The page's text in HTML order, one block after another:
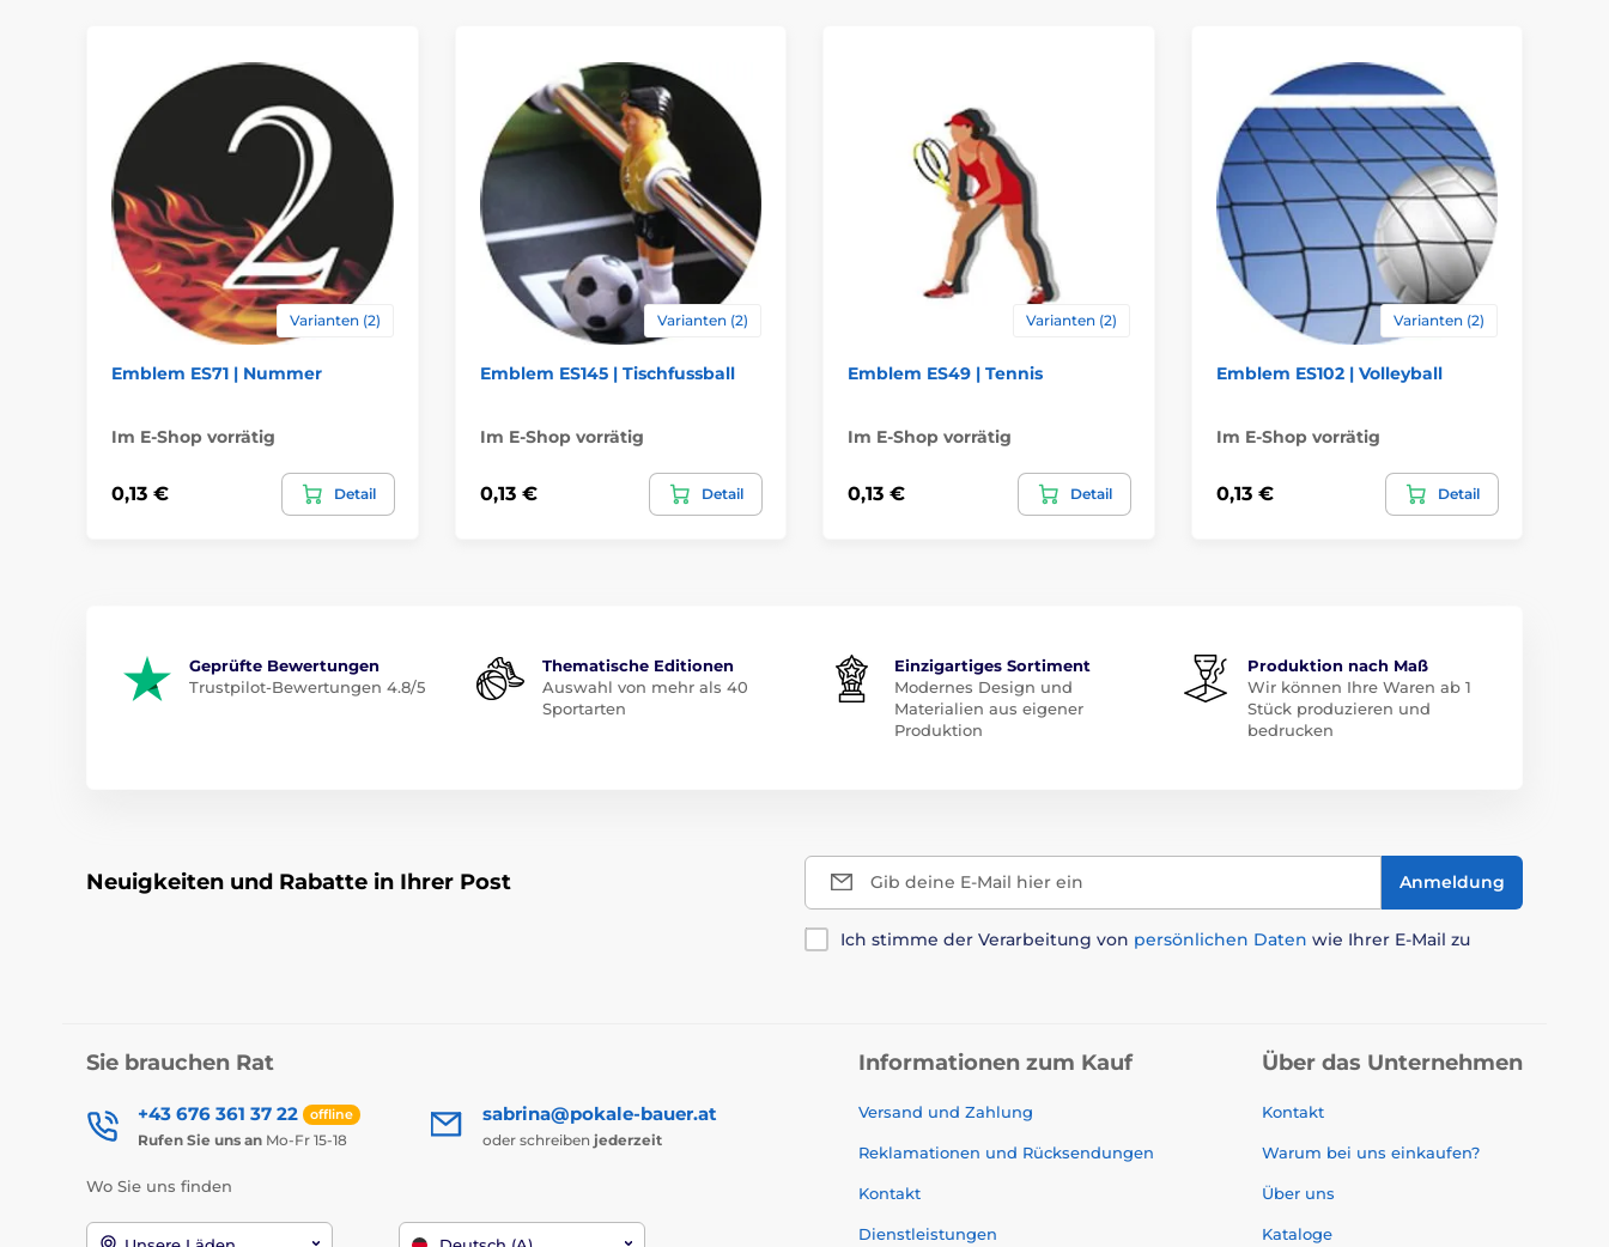
Varianten (2)
Emblem ES71 | Nummer
Im E-Shop vorrätig
0,13 € Detail
Varianten (2)
Emblem ES145 | Tischfussball
Im E-Shop vorrätig
0,13 € Detail
Varianten (2)
Emblem ES49 | Tennis
Im E-Shop vorrätig
0,13 € Detail
Varianten (2)
Emblem ES102 | Volleyball
Im E-Shop vorrätig
0,13 € Detail
Geprüfte Bewertungen
Trustpilot-Bewertungen 4.8/5
Thematische Editionen
Auswahl von mehr als 40
Sportarten
Einzigartiges Sortiment
Modernes Design und
Materialien aus eigener
Produktion
Produktion nach Maß
Wir können Ihre Waren ab 1
Stück produzieren und
bedrucken
Neuigkeiten und Rabatte in Ihrer Post Gib deine E-Mail hier ein Anmeldung
Ich stimme der Verarbeitung von persönlichen Daten wie Ihrer E-Mail zu
Sie brauchen Rat
+43 676 361 37 22 offline
Rufen Sie uns an Mo-Fr 15-18
sabrina@pokale-bauer.at
oder schreiben jederzeit
Wo Sie uns finden
Informationen zum Kauf
Versand und Zahlung
Reklamationen und Rücksendungen
Kontakt
Dienstleistungen
Über das Unternehmen
Kontakt
Warum bei uns einkaufen?
Über uns
Kataloge